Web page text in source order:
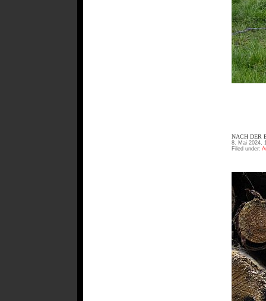
NACH DER
8. Mai 2024,
Filed under: